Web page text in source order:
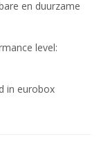
en duurzame
level:
in eurobox